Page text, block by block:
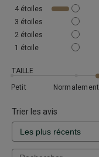
4 étoiles
3 étoiles
2 étoiles
1 étoile
TAILLE
Petit
Normalement
Trier les avis